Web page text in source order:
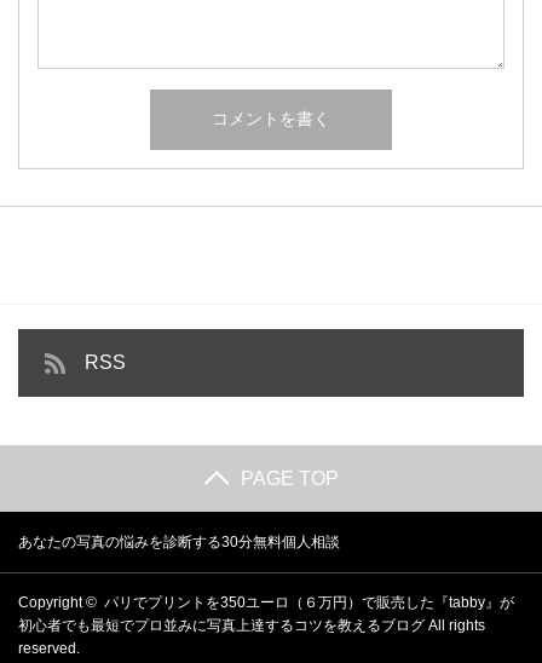
RSS
PAGE TOP
あなたの写真の悩みを診断する30分無料個人相談
Copyright © パリでプリントを350ユーロ（６万円）で販売した『tabby』が
初心者でも最短でプロ並みに写真上達するコツを教えるブログ All rights
reserved.